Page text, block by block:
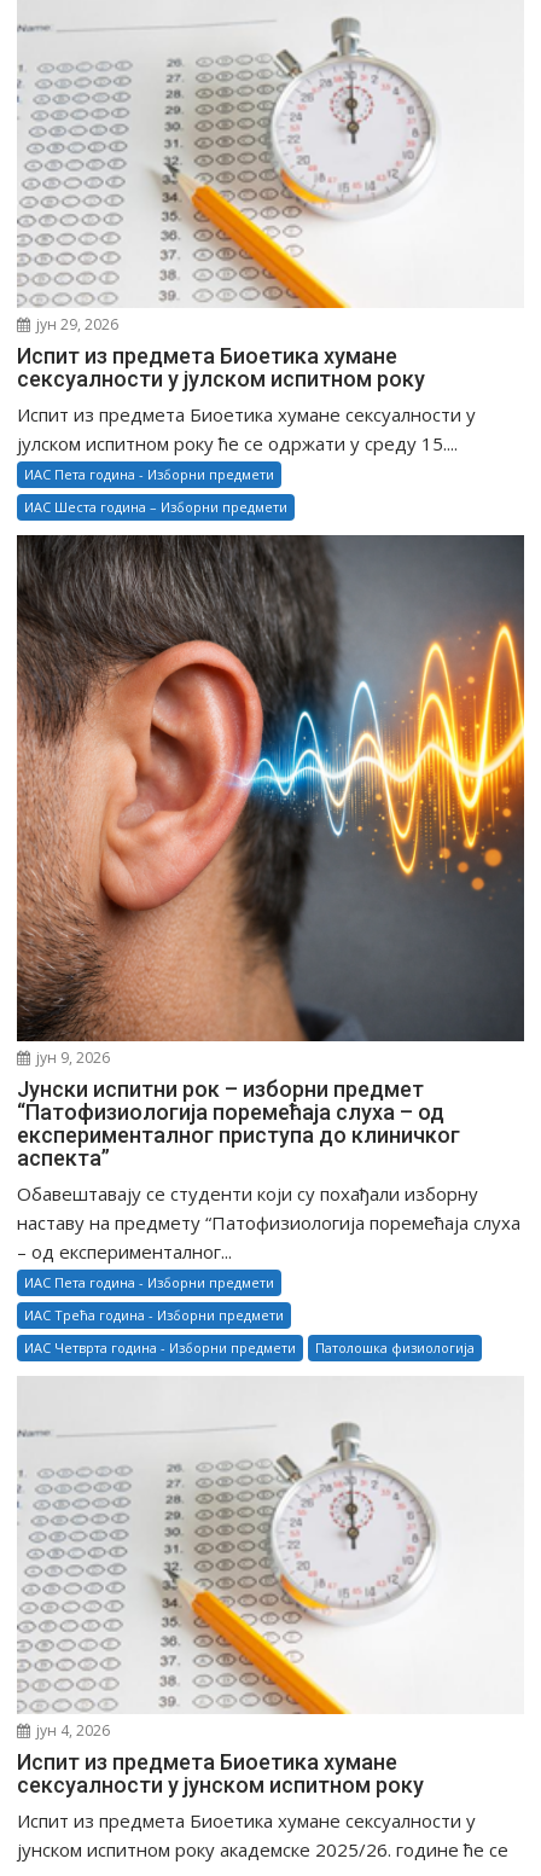
ч
а
н
к
а
јун 29, 2026
Испит из предмета Биоетика хумане
сексуалности у јулском испитном року
Испит из предмета Биоетика хумане сексуалности у
јулском испитном року ће се одржати у среду 15....
ИАС Пета година - Изборни предмети
ИАС Шеста година – Изборни предмети
јун 9, 2026
Јунски испитни рок – изборни предмет
“Патофизиологија поремећаја слуха – од
експерименталног приступа до клиничког
аспекта”
Обавештавају се студенти који су похађали изборну
наставу на предмету “Патофизиологија поремећаја слуха
– од експерименталног...
ИАС Пета година - Изборни предмети
ИАС Трећа година - Изборни предмети
ИАС Четврта година - Изборни предмети
Патолошка физиологија
јун 4, 2026
Испит из предмета Биоетика хумане
сексуалности у јунском испитном року
Испит из предмета Биоетика хумане сексуалности у
јунском испитном року академске 2025/26. године ће се